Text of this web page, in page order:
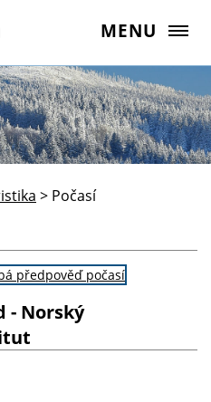
MENU
> Počasí
- Norský